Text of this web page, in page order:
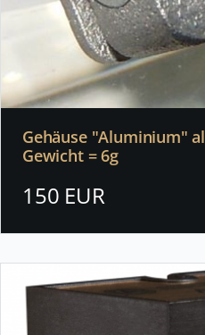
Gehäuse "Aluminium"
Gewicht = 6g
150 EUR